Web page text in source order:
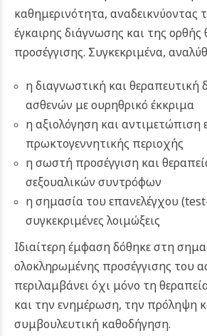
καθημερινότητα, αναδεικνύοντας
έγκαιρης διάγνωσης και της ορθής
προσέγγισης. Συγκεκριμένα,
η διαγνωστική και θεραπευτική
ασθενών με ουρηθρικό έκκριμα
η αξιολόγηση και αντιμετώπιση
πρωκτογεννητικής περιοχής
η σωστή προσέγγιση και
σεξουαλικών συντρόφων
η σημασία του επανελέγχου
συγκεκριμένες λοιμώξεις
Ιδιαίτερη έμφαση δόθηκε στη
ολοκληρωμένης προσέγγισης του
περιλαμβάνει όχι μόνο τη
και την ενημέρωση, την πρόληψη
συμβουλευτική καθοδήγηση.